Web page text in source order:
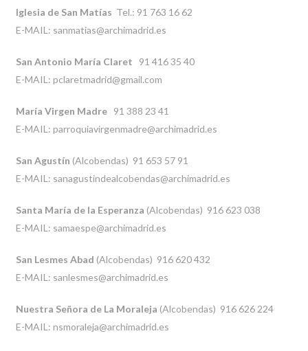
Iglesia de San Matías Tel.: 91 763 16 62
E-MAIL: sanmatias@archimadrid.es
San Antonio María Claret 91 416 35 40
E-MAIL: pclaretmadrid@gmail.com
María Virgen Madre 91 388 23 41
E-MAIL: parroquiavirgenmadre@archimadrid.es
San Agustín (Alcobendas) 91 653 57 91
E-MAIL: sanagustindealcobendas@archimadrid.es
Santa María de la Esperanza (Alcobendas) 916 623 038
E-MAIL: samaespe@archimadrid.es
San Lesmes Abad (Alcobendas) 916 620 432
E-MAIL: sanlesmes@archimadrid.es
Nuestra Señora de La Moraleja (Alcobendas) 916 626 224
E-MAIL: nsmoraleja@archimadrid.es